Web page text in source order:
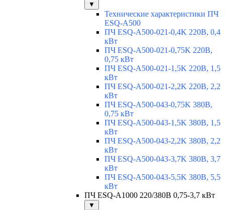
▼
Технические характеристики ПЧ
ESQ-A500
ПЧ ESQ-A500-021-0,4K 220В, 0,4
кВт
ПЧ ESQ-A500-021-0,75K 220В,
0,75 кВт
ПЧ ESQ-A500-021-1,5K 220В, 1,5
кВт
ПЧ ESQ-A500-021-2,2K 220В, 2,2
кВт
ПЧ ESQ-A500-043-0,75K 380В,
0,75 кВт
ПЧ ESQ-A500-043-1,5K 380В, 1,5
кВт
ПЧ ESQ-A500-043-2,2K 380В, 2,2
кВт
ПЧ ESQ-A500-043-3,7K 380В, 3,7
кВт
ПЧ ESQ-A500-043-5,5K 380В, 5,5
кВт
ПЧ ESQ-A1000 220/380В 0,75-3,7 кВт
▼